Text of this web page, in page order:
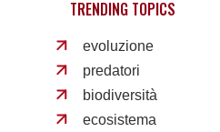
TRENDING TOPICS
evoluzione
predatori
biodiversità
ecosistema